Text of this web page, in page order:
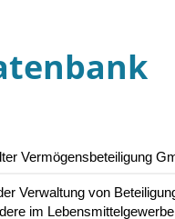
Vermögensbeteiligung
Verwaltung von
im Lebensmittelgewerbe